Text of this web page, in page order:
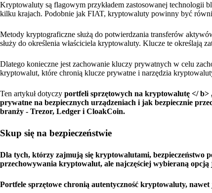
Kryptowaluty są flagowym przykładem zastosowanej technologii
kilku krajach. Podobnie jak FIAT, kryptowaluty powinny być
Metody kryptograficzne służą do potwierdzania transferów
służy do określenia właściciela kryptowaluty. Klucze te określają
Dlatego konieczne jest zachowanie kluczy prywatnych w celu
kryptowalut, które chronią klucze prywatne i narzędzia
Ten artykuł dotyczy portfeli sprzętowych na kryptowalutę </ b>
prywatne na bezpiecznych urządzeniach i jak bezpiecznie
branży - Trezor, Ledger i CloakCoin.
Skup się na bezpieczeństwie
Dla tych, którzy zajmują się kryptowalutami, bezpieczeństwo
przechowywania kryptowalut, ale najczęściej wybieraną
Portfele sprzętowe chronią autentyczność kryptowaluty,